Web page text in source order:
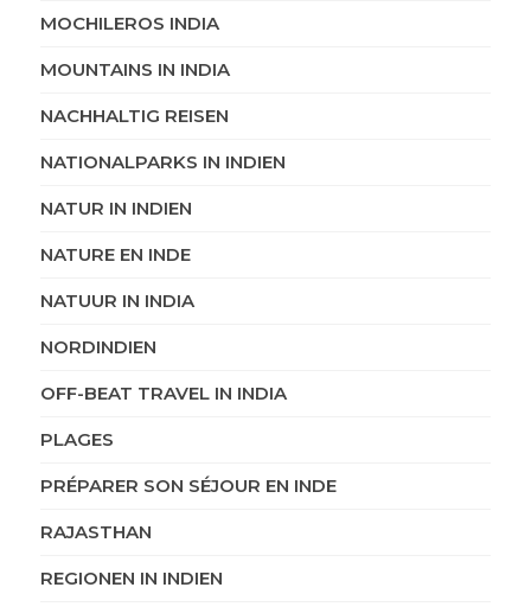
MOCHILEROS INDIA
MOUNTAINS IN INDIA
NACHHALTIG REISEN
NATIONALPARKS IN INDIEN
NATUR IN INDIEN
NATURE EN INDE
NATUUR IN INDIA
NORDINDIEN
OFF-BEAT TRAVEL IN INDIA
PLAGES
PRÉPARER SON SÉJOUR EN INDE
RAJASTHAN
REGIONEN IN INDIEN